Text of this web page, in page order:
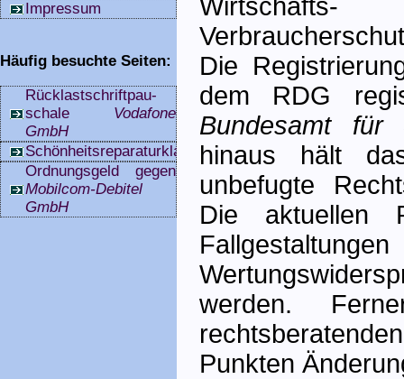
Impressum
Häufig besuchte Seiten:
Rücklastschriftpau­
schale Vodafone
GmbH
Schönheitsreparaturklauseln
Ordnungsgeld gegen
Mobilcom-Debitel
GmbH
Die
dem RDG
Bundesamt für
hinaus hält
unbefugte
Die aktuellen
werden.
Punkten